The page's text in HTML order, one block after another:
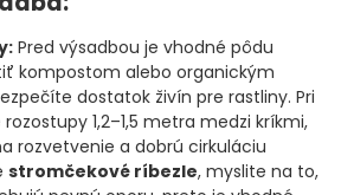
Pred výsadbou je vhodné pôdu
kompostom alebo organickým
dostatok živín pre rastliny. Pri
1,2–1,5 metra medzi kríkmi,
rozvetvenie a dobrú cirkuláciu
stromčekové ríbezle, myslite na to,